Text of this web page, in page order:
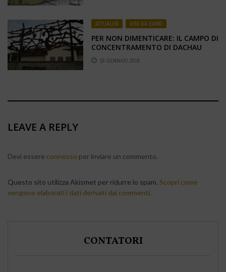
ATTUALITÀ , VITA DA EXPAT
PER NON DIMENTICARE: IL CAMPO DI
CONCENTRAMENTO DI DACHAU
16 GENNAIO 2019
LEAVE A REPLY
Devi essere connesso per inviare un commento.
Questo sito utilizza Akismet per ridurre lo spam. Scopri come
vengono elaborati i dati derivati dai commenti.
CONTATORI